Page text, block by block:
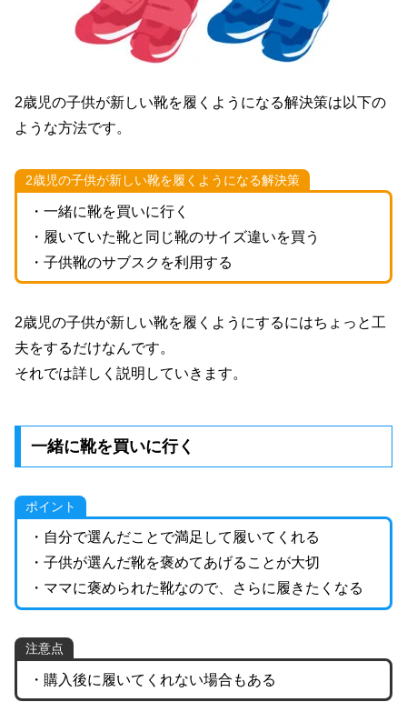
2歳児の子供が新しい靴を履くようになる解決策は以下の
ような方法です。
2歳児の子供が新しい靴を履くようになる解決策
・一緒に靴を買いに行く
・履いていた靴と同じ靴のサイズ違いを買う
・子供靴のサブスクを利用する
2歳児の子供が新しい靴を履くようにするにはちょっと工
夫をするだけなんです。
それでは詳しく説明していきます。
一緒に靴を買いに行く
ポイント
・自分で選んだことで満足して履いてくれる
・子供が選んだ靴を褒めてあげることが大切
・ママに褒められた靴なので、さらに履きたくなる
注意点
・購入後に履いてくれない場合もある